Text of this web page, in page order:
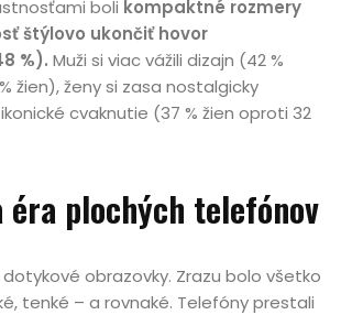
boli kompaktné rozmery
štýlovo ukončiť hovor
%). Muži si viac vážili dizajn (42 %
žien), ženy si zasa nostalgicky
cvaknutie (37 % žien oproti 32
plochých telefónov
obrazovky. Zrazu bolo všetko
tenké – a rovnaké. Telefóny prestali